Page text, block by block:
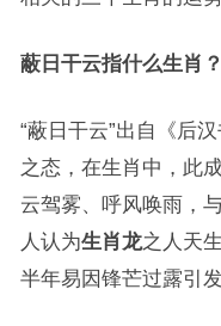
蔽日干云指什么生肖？
“蔽日干云”出自《后
之态，在生肖中，此
云驾雾、呼风唤雨，
人认为生肖龙之人天
半年易因锋芒过露引发